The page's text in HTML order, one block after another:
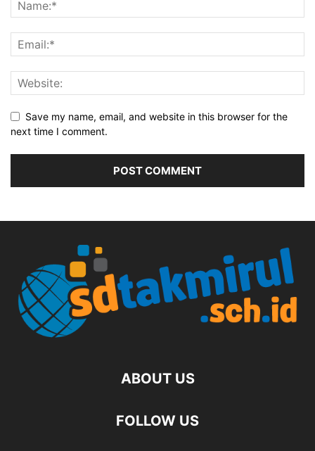
Save my name, email, and website in this browser for the
next time I comment.
ABOUT US
FOLLOW US